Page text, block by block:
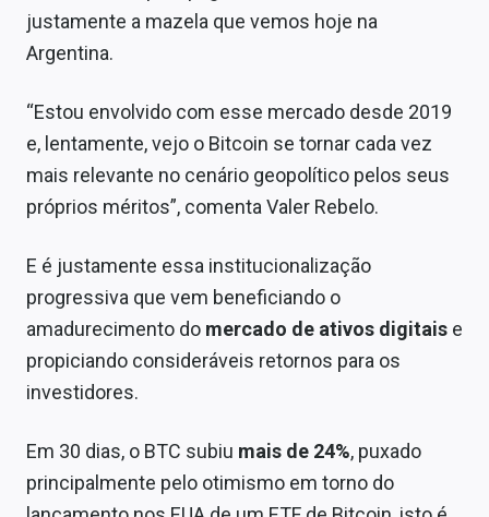
justamente a mazela que vemos hoje na
Argentina.
“Estou envolvido com esse mercado desde 2019
e, lentamente, vejo o Bitcoin se tornar cada vez
mais relevante no cenário geopolítico pelos seus
próprios méritos”, comenta Valer Rebelo.
E é justamente essa institucionalização
progressiva que vem beneficiando o
amadurecimento do mercado de ativos digitais e
propiciando consideráveis retornos para os
investidores.
Em 30 dias, o BTC subiu mais de 24%, puxado
principalmente pelo otimismo em torno do